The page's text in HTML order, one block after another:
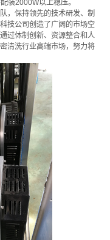
装2000W以上稳压。
，保持领先的技术研发、制
技公司创造了广阔的市场空
过体制创新、资源整合和人
清洗行业高端市场，努力将